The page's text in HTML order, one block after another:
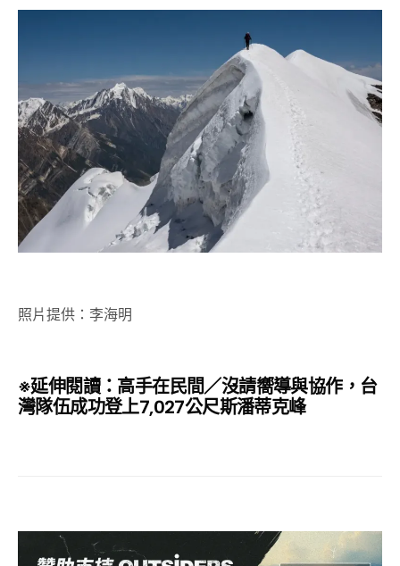
照片提供：李海明
※延伸閱讀： 高手在民間／沒請嚮導與協作，台
灣隊伍成功登上7,027公尺斯潘蒂克峰